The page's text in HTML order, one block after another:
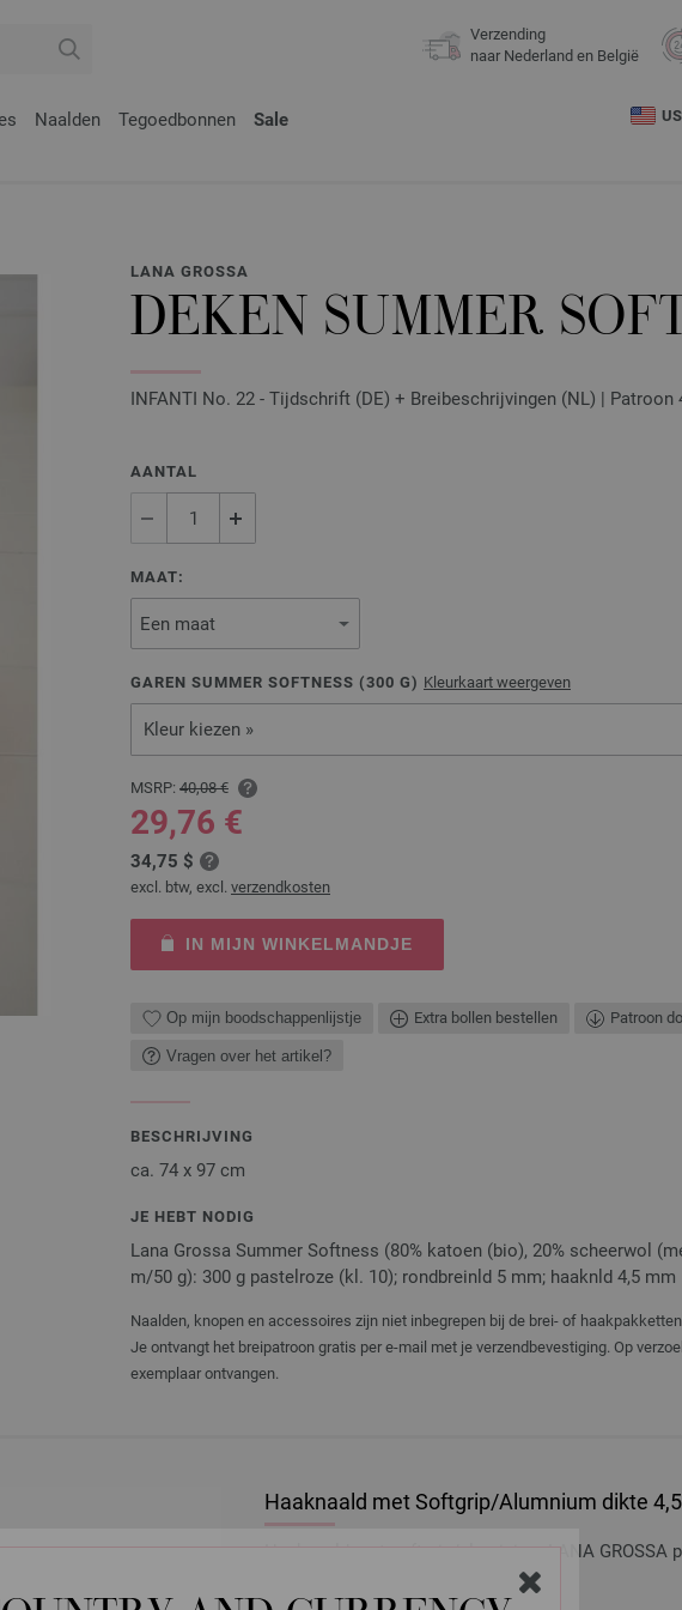
Verzending
naar Nederland en België
Naalden Tegoedbonnen Sale
LANA GROSSA
DEKEN SUMMER
INFANTI No. 22 - Tijdschrift (DE) + Breibeschrijvingen (NL) | Patroon
AANTAL
MAAT:
GAREN SUMMER SOFTNESS (300 G) Kleurkaart weergeven
Kleur kiezen »
MSRP: 40,08 €
29,76 €
34,75 $
excl. btw, excl. verzendkosten
IN MIJN WINKELMANDJE
Op mijn boodschappenlijstje Extra bollen bestellen Patroon
Vragen over het artikel?
BESCHRIJVING
ca. 74 x 97 cm
JE HEBT NODIG
Lana Grossa Summer Softness (80% katoen (bio), 20% scheerwol
m/50 g): 300 g pastelroze (kl. 10); rondbreinld 5 mm; haaknld 4,5 mm
Naalden, knopen en accessoires zijn niet inbegrepen bij de brei- of
Je ontvangt het breipatroon gratis per e-mail met je verzendbevestiging. Op
exemplaar ontvangen.
Haaknaald met Softgrip/Alumnium dikte 4,5
Haaknaald met softgrip/aluminium LANA GROSSA
2,73 €